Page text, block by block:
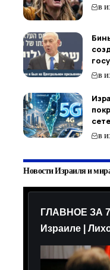
В
В
В
Новости Израиля и